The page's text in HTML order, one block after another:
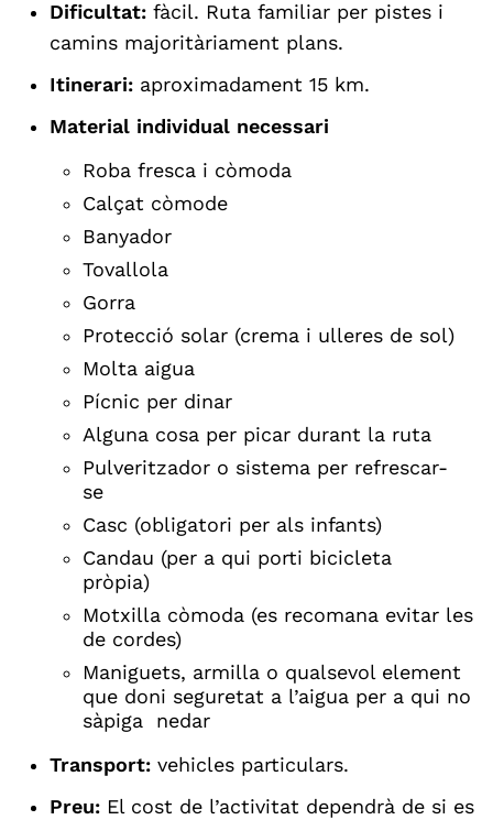
Dificultat: fàcil. Ruta familiar per pistes i
camins majoritàriament plans.
Itinerari: aproximadament 15 km.
Material individual necessari
Roba fresca i còmoda
Calçat còmode
Banyador
Tovallola
Gorra
Protecció solar (crema i ulleres de sol)
Molta aigua
Pícnic per dinar
Alguna cosa per picar durant la ruta
Pulveritzador o sistema per refrescar-
se
Casc (obligatori per als infants)
Candau (per a qui porti bicicleta
pròpia)
Motxilla còmoda (es recomana evitar les
de cordes)
Maniguets, armilla o qualsevol element
que doni seguretat a l’aigua per a qui no
sàpiga nedar
Transport: vehicles particulars.
Preu: El cost de l’activitat dependrà de si es